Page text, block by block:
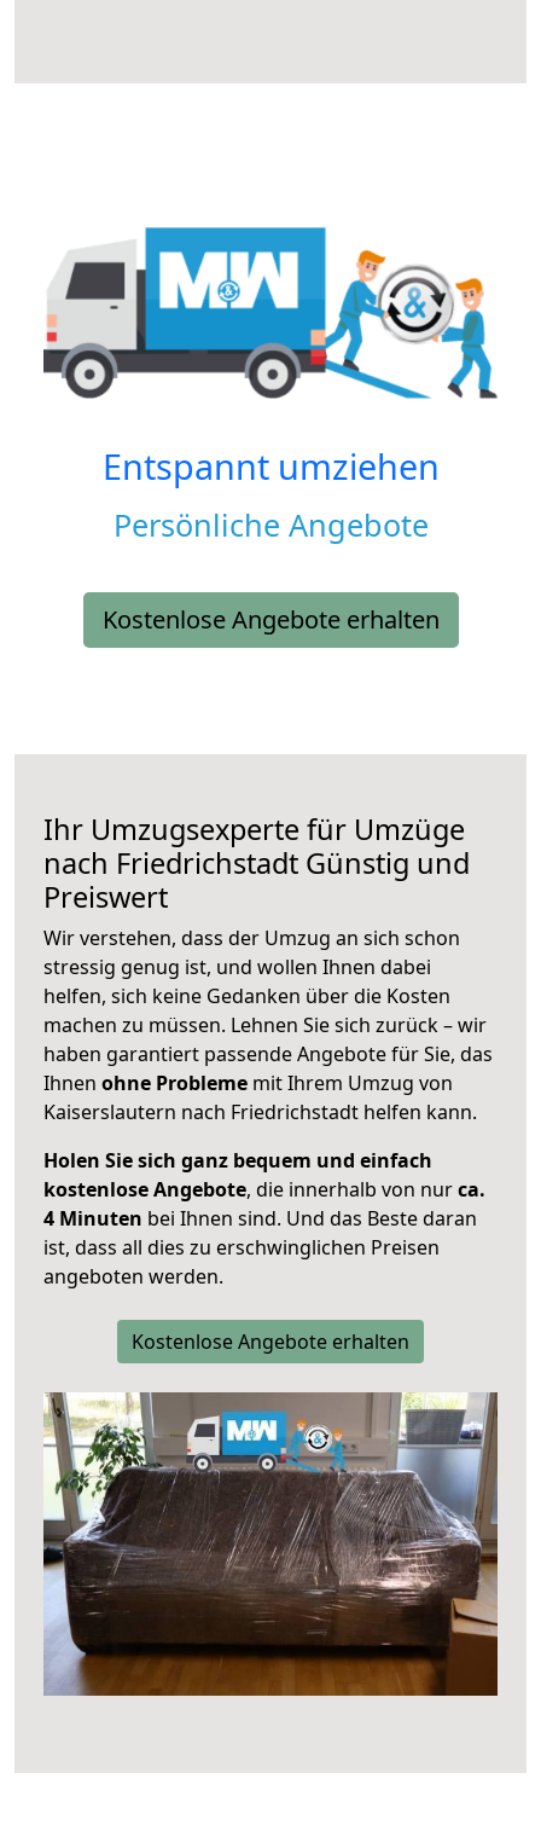
Entspannt umziehen
Persönliche Angebote
Kostenlose Angebote erhalten
Ihr Umzugsexperte für Umzüge
nach Friedrichstadt Günstig und
Preiswert
Wir verstehen, dass der Umzug an sich schon
stressig genug ist, und wollen Ihnen dabei
helfen, sich keine Gedanken über die Kosten
machen zu müssen. Lehnen Sie sich zurück – wir
haben garantiert passende Angebote für Sie, das
Ihnen ohne Probleme mit Ihrem Umzug von
Kaiserslautern nach Friedrichstadt helfen kann.
Holen Sie sich ganz bequem und einfach
kostenlose Angebote, die innerhalb von nurca.
4 Minuten bei Ihnen sind. Und das Beste daran
ist, dass all dies zu erschwinglichen Preisen
angeboten werden.
Kostenlose Angebote erhalten